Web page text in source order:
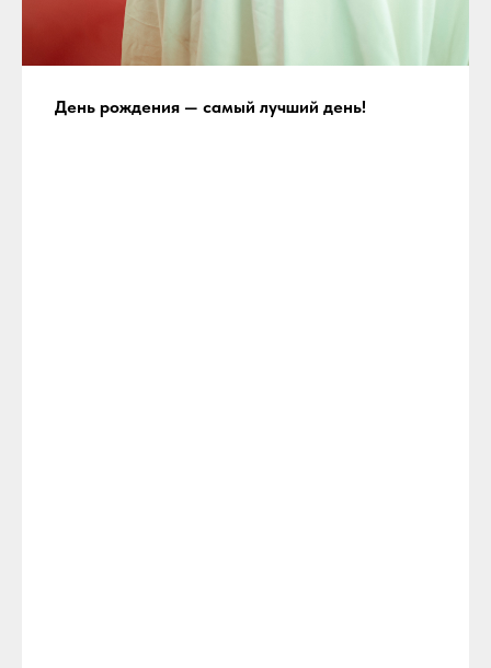
День рождения — самый лучший день!